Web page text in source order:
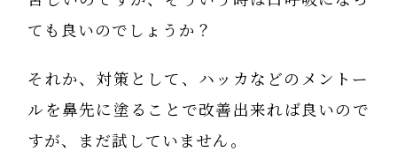
ても良いのでしょうか？
それか、対策として、ハッカなどのメントー
ルを鼻先に塗ることで改善出来れば良いので
すが、まだ試していません。